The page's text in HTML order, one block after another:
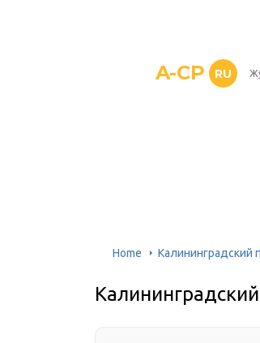
A-CP RU
Home Калининградский